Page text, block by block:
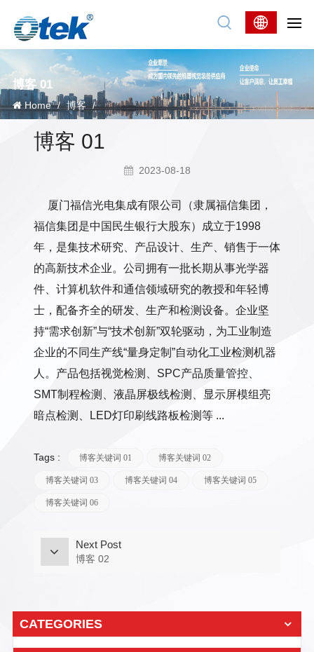
博客 01
Home / 博客 /
博客 01
2023-08-18
厦门福信光电集成有限公司（隶属福信集团，
福信集团是中国民生银行大股东）成立于1998
年，是集技术研究、产品设计、生产、销售于一体
的高新技术企业。公司拥有一批长期从事光学器
件、计算机软件和通信领域研究的教授和年轻博
士，配备齐全的研发、生产和检测设备。企业坚
持“需求创新”与“技术创新”双轮驱动，为工业制造
企业的不同生产线“量身定制”自动化工业检测机器
人。产品包括视觉检测、SPC产品质量管控、
SMT制程检测、液晶屏极线检测、显示屏模组亮
暗点检测、LED灯印刷线路板检测等 ...
Tags : 博客关键词 01 博客关键词 02
博客关键词 03 博客关键词 04 博客关键词 05
博客关键词 06
Next Post
博客 02
CATEGORIES